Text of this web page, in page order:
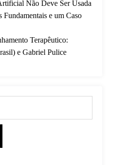
Não Deve Ser Usada
e um Caso
Terapêutico:
e Gabriel Pulice